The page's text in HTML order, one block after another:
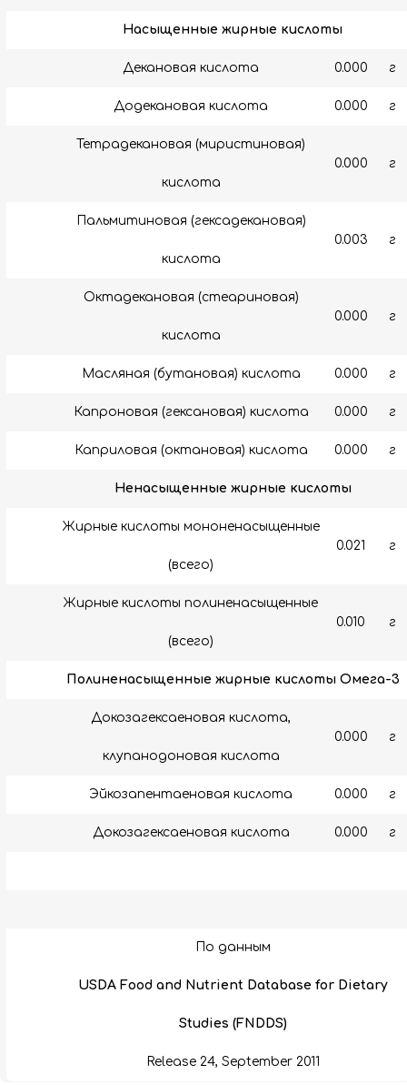
Насыщенные жирные кислоты
Декановая кислота 0.000 г
Додекановая кислота 0.000 г
Тетрадекановая (миристиновая)
кислота
0.000 г
Пальмитиновая (гексадекановая)
кислота
0.003 г
Октадекановая (стеариновая)
кислота
0.000 г
Масляная (бутановая) кислота 0.000 г
Капроновая (гексановая) кислота 0.000 г
Каприловая (октановая) кислота 0.000 г
Ненасыщенные жирные кислоты
Жирные кислоты мононенасыщенные
(всего)
0.021 г
Жирные кислоты полиненасыщенные
(всего)
0.010 г
Полиненасыщенные жирные кислоты Омега-3
Докозагексаеновая кислота,
клупанодоновая кислота
0.000 г
Эйкозапентаеновая кислота 0.000 г
Докозагексаеновая кислота 0.000 г
По данным
USDA Food and Nutrient Database for Dietary
Studies (FNDDS)
Release 24, September 2011